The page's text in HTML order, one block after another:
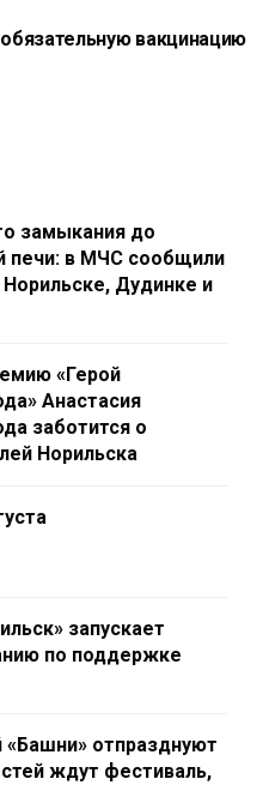
вакцинацию
замыкания до
печи: в МЧС сообщили
Дудинке и
«Герой
Анастасия
заботится о
Норильска
запускает
по поддержке
отпразднуют
ждут фестиваль,